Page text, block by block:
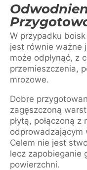
W przypadku
jest równie ważne
może odpłynąć, z
przemieszczenia,
mrozowe.
Dobre
zagęszczoną
płytą, połączoną
odprowadzającym
Celem nie jest
lecz zapobieganie
powierzchni.